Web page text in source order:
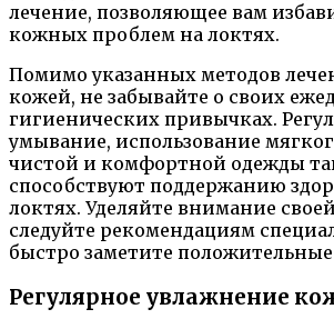
лечение, позволяющее вам
кожных проблем на локтях.
Помимо указанных методов
кожей, не забывайте о своих
гигиенических привычках.
умывание, использование
чистой и комфортной одежды
способствуют поддержанию
локтях. Уделяйте внимание
следуйте рекомендациям
быстро заметите
Регулярное увлажнение